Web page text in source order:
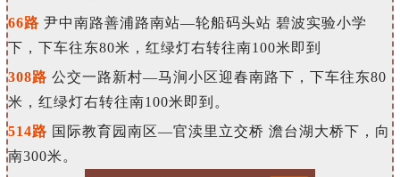
66路 尹中南路善浦路南站—轮船码头站 碧波实验小学
下，下车往东80米，红绿灯右转往南100米即到
308路 公交一路新村—马涧小区迎春南路下，下车往东80
米，红绿灯右转往南100米即到。
514路 国际教育园南区—官渎里立交桥 澹台湖大桥下，向
南300米。